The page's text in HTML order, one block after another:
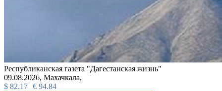
Республиканская газета "Дагестанская жизнь"
09.08.2026, Махачкала,
$ 82.17 € 94.84